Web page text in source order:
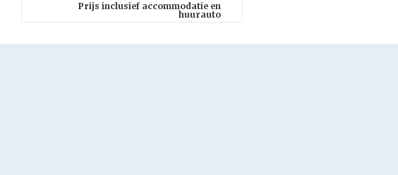
Prijs inclusief accommodatie en
huurauto